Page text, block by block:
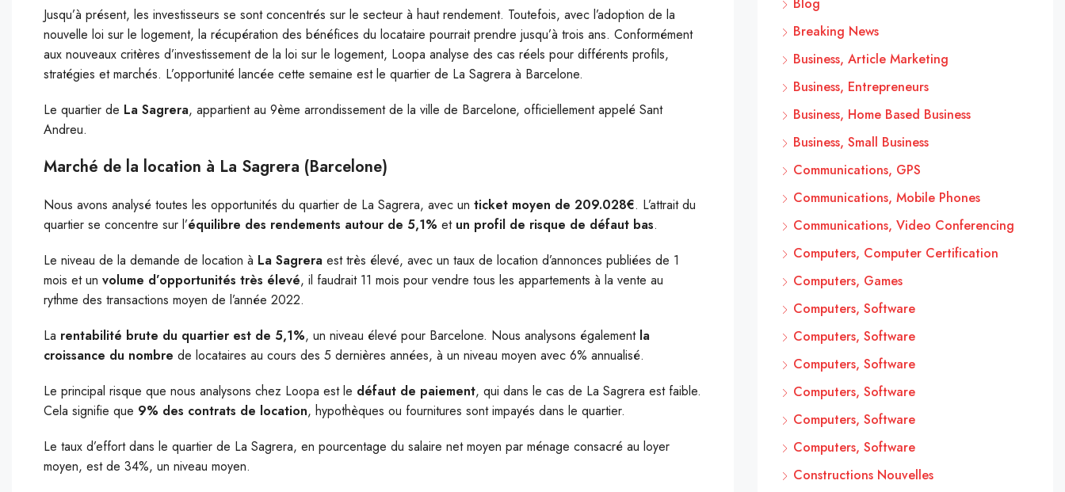
Jusqu’à présent, les investisseurs se sont concentrés sur le secteur à haut rendement. Toutefois, avec l’adoption de la
nouvelle loi sur le logement, la récupération des bénéfices du locataire pourrait prendre jusqu’à trois ans. Conformément
aux nouveaux critères d’investissement de la loi sur le logement, Loopa analyse des cas réels pour différents profils,
stratégies et marchés. L’opportunité lancée cette semaine est le quartier de La Sagrera à Barcelone.
Le quartier de La Sagrera, appartient au 9ème arrondissement de la ville de Barcelone, officiellement appelé Sant
Andreu.
Marché de la location à La Sagrera (Barcelone)
Nous avons analysé toutes les opportunités du quartier de La Sagrera, avec un ticket moyen de 209.028€. L’attrait du
quartier se concentre sur l’équilibre des rendements autour de 5,1% et un profil de risque de défaut bas.
Le niveau de la demande de location à La Sagrera est très élevé, avec un taux de location d’annonces publiées de 1
mois et un volume d’opportunités très élevé, il faudrait 11 mois pour vendre tous les appartements à la vente au
rythme des transactions moyen de l’année 2022.
La rentabilité brute du quartier est de 5,1%, un niveau élevé pour Barcelone. Nous analysons également la
croissance du nombre de locataires au cours des 5 dernières années, à un niveau moyen avec 6% annualisé.
Le principal risque que nous analysons chez Loopa est le défaut de paiement, qui dans le cas de La Sagrera est faible.
Cela signifie que 9% des contrats de location, hypothèques ou fournitures sont impayés dans le quartier.
Le taux d’effort dans le quartier de La Sagrera, en pourcentage du salaire net moyen par ménage consacré au loyer
moyen, est de 34%, un niveau moyen.
Breaking News
Business, Article Marketing
Business, Entrepreneurs
Business, Home Based Business
Business, Small Business
Communications, GPS
Communications, Mobile Phones
Communications, Video Conferencing
Computers, Computer Certification
Computers, Games
Computers, Software
Computers, Software
Computers, Software
Computers, Software
Computers, Software
Computers, Software
Constructions Nouvelles